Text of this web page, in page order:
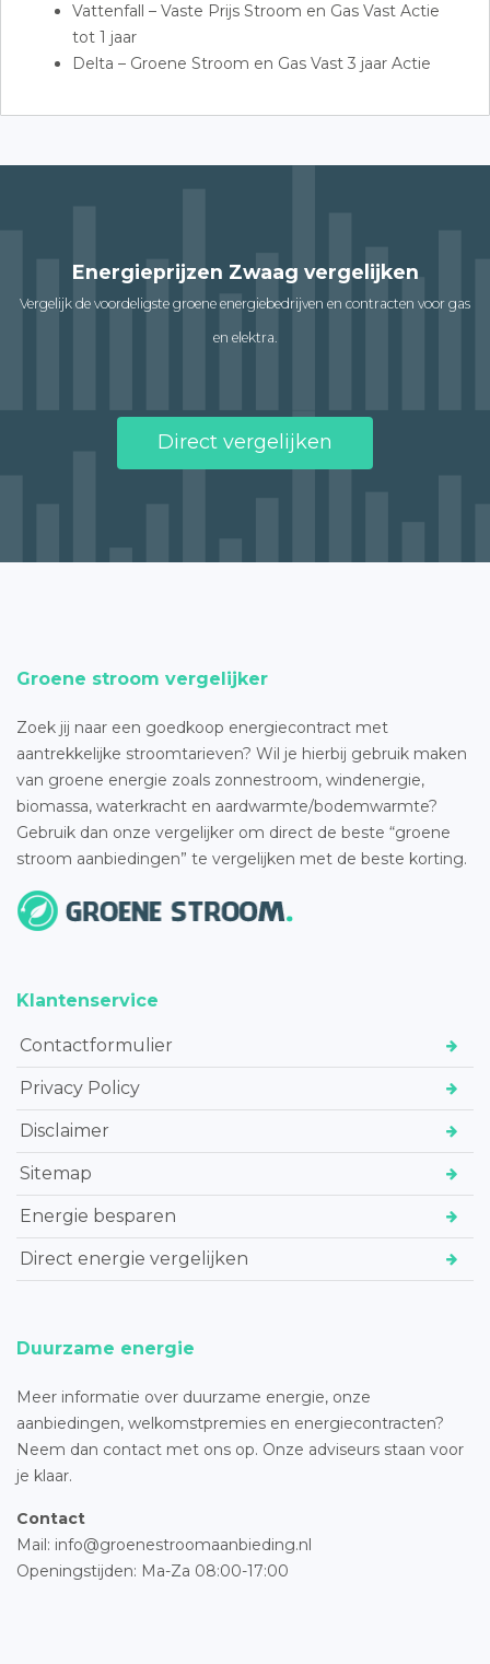
Vattenfall – Vaste Prijs Stroom en Gas Vast Actie
tot 1 jaar
Delta – Groene Stroom en Gas Vast 3 jaar Actie
Energieprijzen Zwaag vergelijken
Vergelijk de voordeligste groene energiebedrijven en contracten voor gas
en elektra.
Direct vergelijken
Groene stroom vergelijker
Zoek jij naar een goedkoop energiecontract met
aantrekkelijke stroomtarieven? Wil je hierbij gebruik maken
van groene energie zoals zonnestroom, windenergie,
biomassa, waterkracht en aardwarmte/bodemwarmte?
Gebruik dan onze vergelijker om direct de beste “groene
stroom aanbiedingen” te vergelijken met de beste korting.
Klantenservice
Contactformulier
Privacy Policy
Disclaimer
Sitemap
Energie besparen
Direct energie vergelijken
Duurzame energie
Meer informatie over duurzame energie, onze
aanbiedingen, welkomstpremies en energiecontracten?
Neem dan contact met ons op. Onze adviseurs staan voor
je klaar.
Contact
Mail: info@groenestroomaanbieding.nl
Openingstijden: Ma-Za 08:00-17:00